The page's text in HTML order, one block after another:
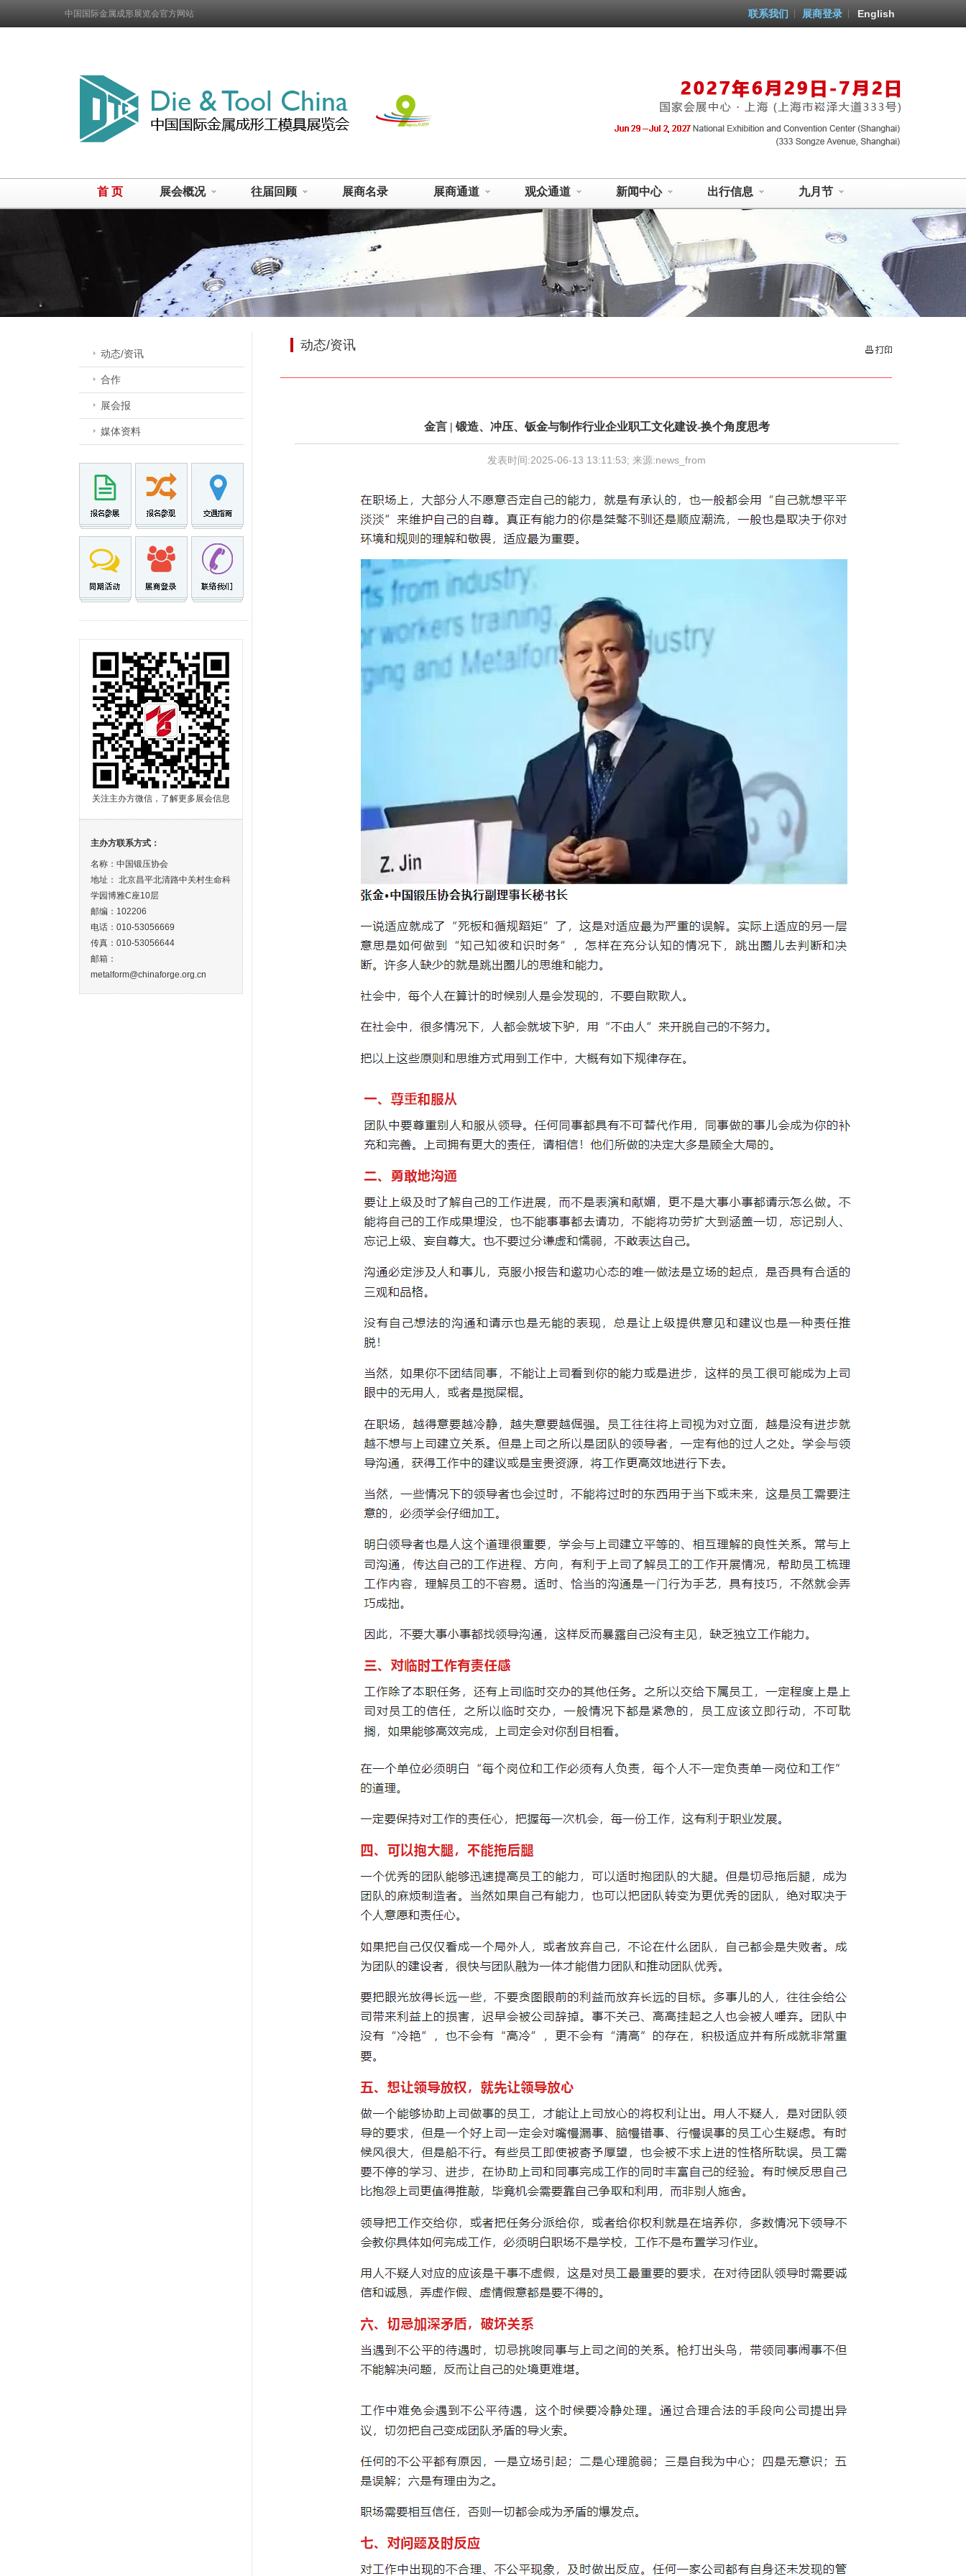
中国国际金属成形展览会官方网站 English
展商登录
联系我们
首 页 展会概况 往届回顾 展商名录 展商通道 观众通道 新闻中心 出行信息 九月节
动态/资讯
合作
展会报
媒体资料
关注主办方微信，了解更多展会信息
主办方联系方式：
名称：中国锻压协会
地址： 北京昌平北清路中关村生命科
学园博雅C座10层
邮编：102206
电话：010-53056669
传真：010-53056644
邮箱：
metalform@chinaforge.org.cn
动态/资讯
金言 | 锻造、冲压、钣金与制作行业企业职工文化建设-换个角度思考
发表时间:2025-06-13 13:11:53; 来源:news_from